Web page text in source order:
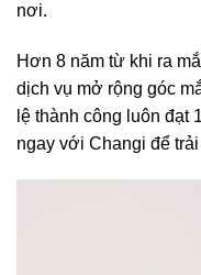
nơi.
Hơn 8 năm từ khi ra
dịch vụ mở rộng góc
lệ thành công luôn đạt
ngay với Changi để